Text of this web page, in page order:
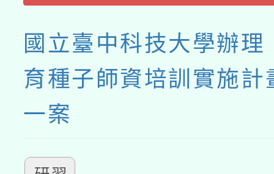
國立臺中科技大學辦理
育種子師資培訓實施計
一案